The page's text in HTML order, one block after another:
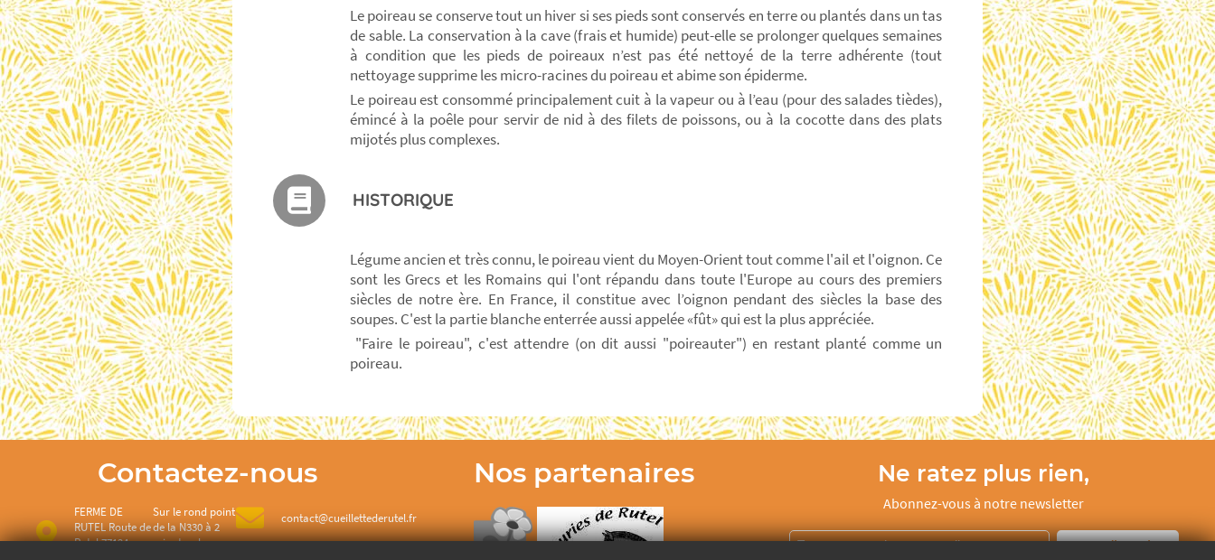
Le poireau se conserve tout un hiver si ses pieds sont conservés en terre ou plantés dans un tas
de sable. La conservation à la cave (frais et humide) peut-elle se prolonger quelques semaines
à condition que les pieds de poireaux n’est pas été nettoyé de la terre adhérente (tout
nettoyage supprime les micro-racines du poireau et abime son épiderme.
Le poireau est consommé principalement cuit à la vapeur ou à l’eau (pour des salades tièdes),
émincé à la poêle pour servir de nid à des filets de poissons, ou à la cocotte dans des plats
mijotés plus complexes.
HISTORIQUE
Légume ancien et très connu, le poireau vient du Moyen-Orient tout comme l'ail et l'oignon. Ce
sont les Grecs et les Romains qui l'ont répandu dans toute l'Europe au cours des premiers
siècles de notre ère. En France, il constitue avec l’oignon pendant des siècles la base des
soupes. C'est la partie blanche enterrée aussi appelée «fût» qui est la plus appréciée.
"Faire le poireau", c'est attendre (on dit aussi "poireauter") en restant planté comme un
poireau.
Contactez-nous
FERME DE
RUTEL Route de
Rutel 77124
Sur le rond point
de la N330 à 2
minutes de
contact@cueillettederutel.fr
Nos partenaires Ne ratez plus rien,
Abonnez-vous à notre newsletter
Je m’inscris